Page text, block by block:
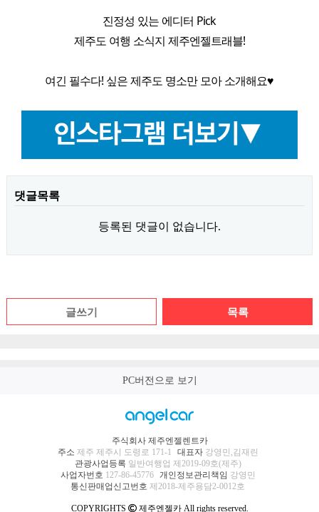
진정성 있는 에디터 Pick
제주도 여행 소식지 제주엔젤트래블!
여긴 필수다! 싶은 제주도 명소만 모아 소개해요♥
댓글목록
등록된 댓글이 없습니다.
글쓰기 목록
PC버전으로 보기
주식회사 제주엔젤렌트카
주소 제주 제주시 도령로 171-1 대표자 강영민,김재린
관광사업등록 일반여행업 제2019-09호(제주)
사업자번호 127-86-45776 개인정보관리책임 강영민
통신판매업신고번호 제2018-제주용담2-0012호
COPYRIGHTS 제주엔젤카 All rights reserved.